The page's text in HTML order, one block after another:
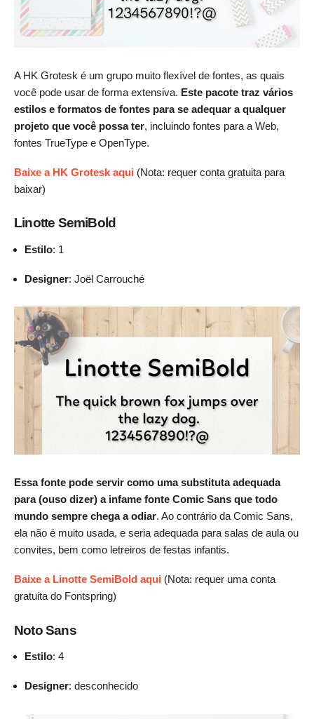
A HK Grotesk é um grupo muito flexível de fontes, as quais
você pode usar de forma extensiva. Este pacote traz vários
estilos e formatos de fontes para se adequar a qualquer
projeto que você possa ter, incluindo fontes para a Web,
fontes TrueType e OpenType.
Baixe a HK Grotesk aqui (Nota: requer conta gratuita para
baixar)
Linotte SemiBold
Estilo: 1
Designer: Joël Carrouché
Essa fonte pode servir como uma substituta adequada
para (ouso dizer) a infame fonte Comic Sans que todo
mundo sempre chega a odiar. Ao contrário da Comic Sans,
ela não é muito usada, e seria adequada para salas de aula ou
convites, bem como letreiros de festas infantis.
Baixe a Linotte SemiBold aqui (Nota: requer uma conta
gratuita do Fontspring)
Noto Sans
Estilo: 4
Designer: desconhecido